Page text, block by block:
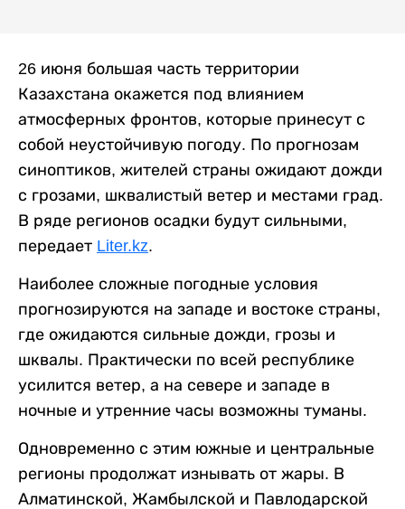
26 июня большая часть территории
Казахстана окажется под влиянием
атмосферных фронтов, которые принесут с
собой неустойчивую погоду. По прогнозам
синоптиков, жителей страны ожидают дожди
с грозами, шквалистый ветер и местами град.
В ряде регионов осадки будут сильными,
передает Liter.kz.
Наиболее сложные погодные условия
прогнозируются на западе и востоке страны,
где ожидаются сильные дожди, грозы и
шквалы. Практически по всей республике
усилится ветер, а на севере и западе в
ночные и утренние часы возможны туманы.
Одновременно с этим южные и центральные
регионы продолжат изнывать от жары. В
Алматинской, Жамбылской и Павлодарской